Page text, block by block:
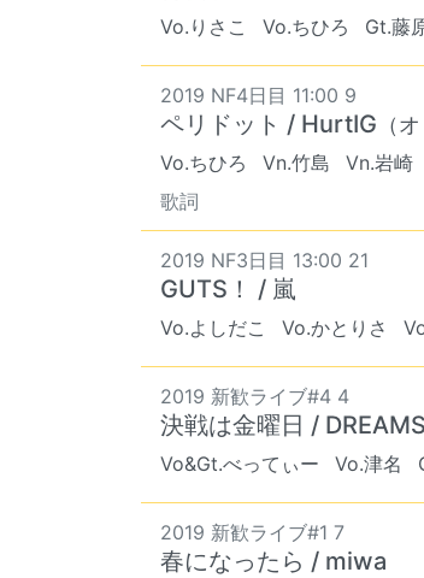
Vo.りさこ Vo.ちひろ Gt.藤
2019 NF4日目 11:00 9
ペリドット / HurtIG （
Vo.ちひろ Vn.竹島 Vn.岩崎
歌詞
2019 NF3日目 13:00 21
GUTS！ / 嵐
Vo.よしだこ Vo.かとりさ
2019 新歓ライブ#4 4
決戦は金曜日 /
Vo&Gt.べってぃー Vo.津名
2019 新歓ライブ#1 7
春になったら / miwa